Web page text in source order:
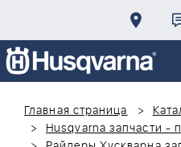
Главная страница
Husqvarna запчасти -